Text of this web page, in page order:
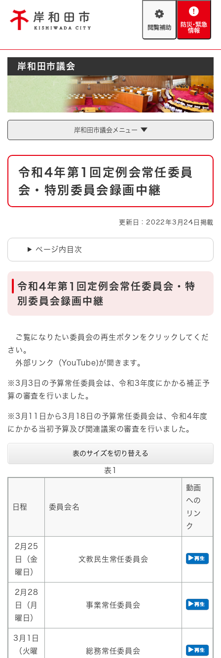
閲
助
防
緊
情
報
Foreign language
やさしい日本語
とじる
防災・緊急情報
ハザードマップ AED設置箇所
とじる
岸和田市議会
岸和田市議会メニュー
本
令和4年第1回定例会常任委員
会・特別委員会録画中継
更新日：2022年3月24日掲載
ページ内目次
令和4年第1回定例会常任委員会・特
別委員会録画中継
ご覧になりたい委員会の再生ボタンをクリックしてくだ
さい。
外部リンク（YouTube)が開きます。
※3月3日の予算常任委員会は、令和3年度にかかる補正予
算の審査を行いました。
​※3月11日から3月18日の予算常任委員会は、令和4年度
にかかる当初予算及び関連議案の審査を行いました。
表のサイズを切り替える
表1
日程 委員会名
動画
への
リン
ク
2月25
日（金
曜日）
文教民生常任委員会
2月28
日（月
曜日）
事業常任委員会
3月1日
（火曜
総務常任委員会